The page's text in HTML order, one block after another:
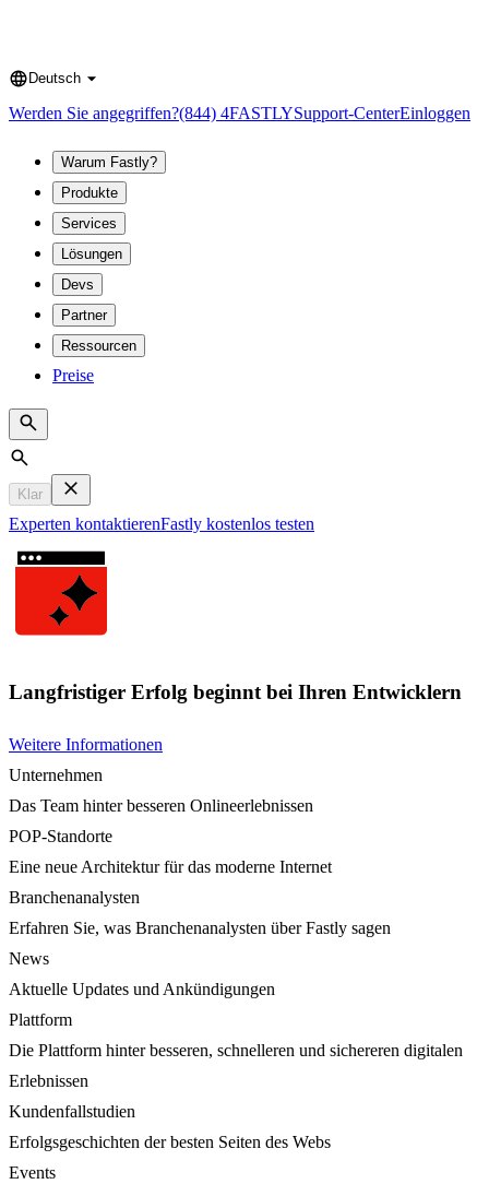
Language
Deutsch
Werden Sie angegriffen?(844) 4FASTLYSupport-CenterEinloggen
Warum Fastly?
Produkte
Services
Lösungen
Devs
Partner
Ressourcen
Preise
Search
Klar
Experten kontaktierenFastly kostenlos testen
Langfristiger Erfolg beginnt bei Ihren Entwicklern
Weitere Informationen
Unternehmen
Das Team hinter besseren Onlineerlebnissen
POP-Standorte
Eine neue Architektur für das moderne Internet
Branchenanalysten
Erfahren Sie, was Branchenanalysten über Fastly sagen
News
Aktuelle Updates und Ankündigungen
Plattform
Die Plattform hinter besseren, schnelleren und sichereren digitalen
Erlebnissen
Kundenfallstudien
Erfolgsgeschichten der besten Seiten des Webs
Events